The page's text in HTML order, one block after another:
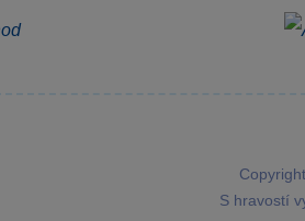
S hravostí